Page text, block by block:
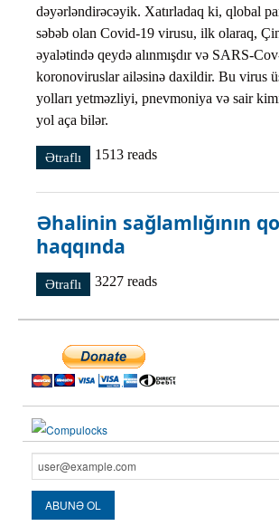
dəyərləndirəcəyik. Xatırladaq ki, qlobal
səbəb olan Covid-19 virusu, ilk olaraq,
əyalətində qeydə alınmışdır və SARS-
koronoviruslar ailəsinə daxildir. Bu virus
yolları yetməzliyi, pnevmoniya və sair
yol aça bilər.
Ətraflı AZƏRBAYCANDA COVID-19
HÜQUQLARI PRİZMASINDAN
DƏYƏRLƏNDİRİLMƏSİ haqqında
1513 reads
Əhalinin sağlamlığının
haqqında
Ətraflı Əhalinin sağlamlığının qorunması
3227 reads